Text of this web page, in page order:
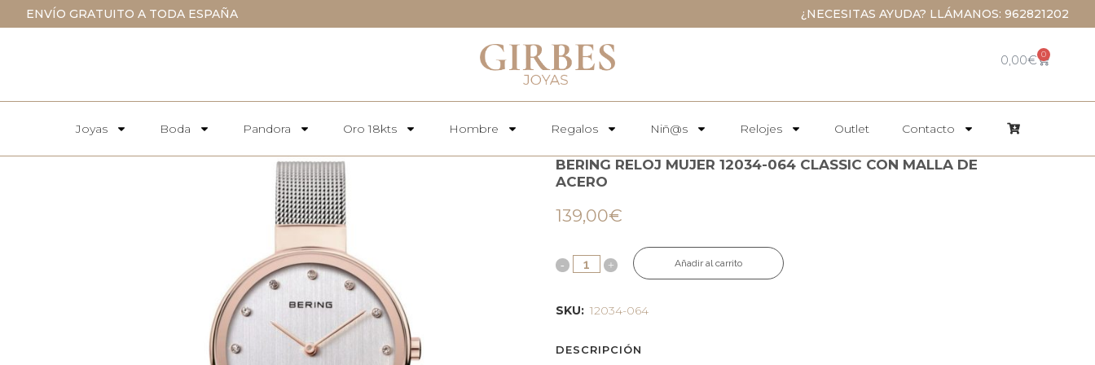
ENVÍO GRATUITO A TODA ESPAÑA ¿NECESITAS AYUDA? LLÁMANOS: 962821202
0,00€ 0
Joyas Boda Pandora Oro 18kts Hombre Regalos Niñ@s Relojes Outlet Contacto
BERING RELOJ MUJER 12034-064 CLASSIC CON MALLA DE
ACERO
139,00€
Añadir al carrito
SKU: 12034-064
DESCRIPCIÓN